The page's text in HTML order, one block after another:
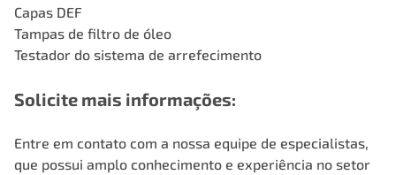
Capas DEF
Tampas de filtro de óleo
Testador do sistema de arrefecimento
Solicite mais informações:
Entre em contato com a nossa equipe de especialistas,
que possui amplo conhecimento e experiência no setor